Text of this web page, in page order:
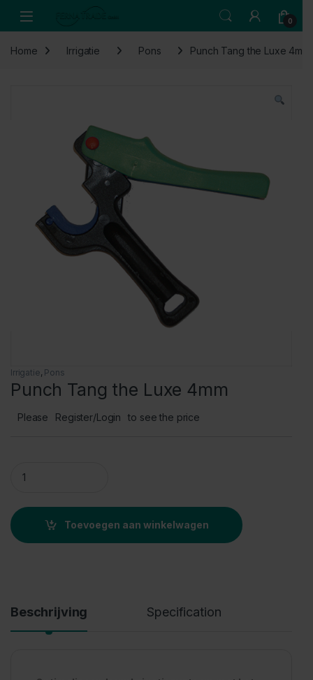
Open 0
Home Irrigatie Pons Punch Tang the Luxe 4mm
Irrigatie, Pons
Punch Tang the Luxe 4mm
Please Register/Login to see the price
Toevoegen aan winkelwagen
Beschrijving Specification